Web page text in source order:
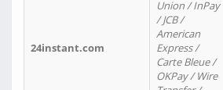
24instant.com
Union / InPay
/ JCB /
American
Express /
Carte Bleue /
OKPay / Wire